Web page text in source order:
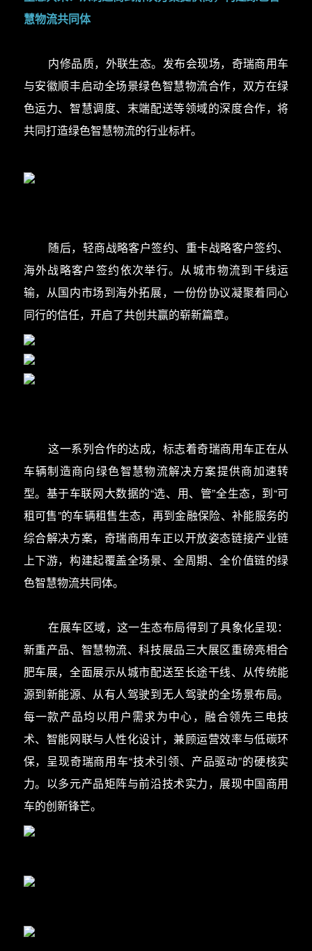
慧物流共同体
内修品质，外联生态。发布会现场，奇瑞商用车
与安徽顺丰启动全场景绿色智慧物流合作，双方在绿
色运力、智慧调度、末端配送等领域的深度合作，将
共同打造绿色智慧物流的行业标杆。
随后，轻商战略客户签约、重卡战略客户签约、
海外战略客户签约依次举行。从城市物流到干线运
输，从国内市场到海外拓展，一份份协议凝聚着同心
同行的信任，开启了共创共赢的崭新篇章。
这一系列合作的达成，标志着奇瑞商用车正在从
车辆制造商向绿色智慧物流解决方案提供商加速转
型。基于车联网大数据的“选、用、管”全生态，到“可
租可售”的车辆租售生态，再到金融保险、补能服务的
综合解决方案，奇瑞商用车正以开放姿态链接产业链
上下游，构建起覆盖全场景、全周期、全价值链的绿
色智慧物流共同体。
在展车区域，这一生态布局得到了具象化呈现：
新重产品、智慧物流、科技展品三大展区重磅亮相合
肥车展，全面展示从城市配送至长途干线、从传统能
源到新能源、从有人驾驶到无人驾驶的全场景布局。
每一款产品均以用户需求为中心，融合领先三电技
术、智能网联与人性化设计，兼顾运营效率与低碳环
保，呈现奇瑞商用车“技术引领、产品驱动”的硬核实
力。以多元产品矩阵与前沿技术实力，展现中国商用
车的创新锋芒。